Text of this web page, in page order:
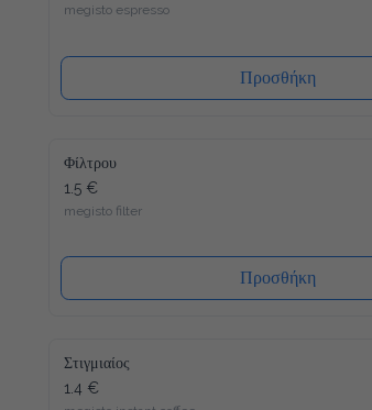
megisto espresso
Προσθήκη
Φίλτρου
1.5 €
megisto filter
Προσθήκη
Στιγμιαίος
1.4 €